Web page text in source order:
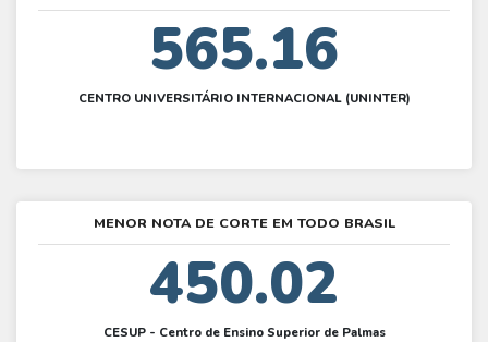
565.16
CENTRO UNIVERSITÁRIO INTERNACIONAL (UNINTER)
MENOR NOTA DE CORTE EM TODO BRASIL
450.02
CESUP - Centro de Ensino Superior de Palmas